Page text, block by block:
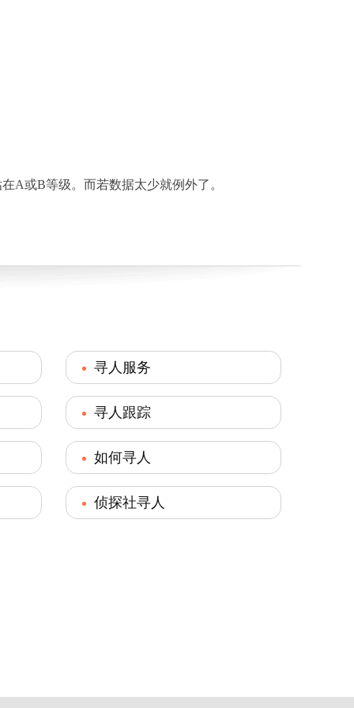
A或B等级。而若数据太少就例外了。
寻人服务
寻人跟踪
如何寻人
侦探社寻人